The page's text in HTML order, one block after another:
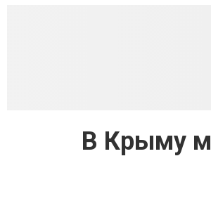
В Крыму